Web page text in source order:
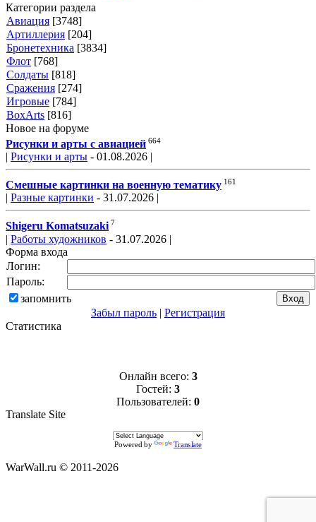
Категории раздела
Авиация [3748]
Артиллерия [204]
Бронетехника [3834]
Флот [768]
Солдаты [818]
Сражения [274]
Игровые [784]
BoxArts [816]
Новое на форуме
Рисунки и арты с авиацией 664
| Рисунки и арты - 01.08.2026 |
Смешные картинки на военную тематику 161
| Разные картинки - 31.07.2026 |
Shigeru Komatsuzaki 7
| Работы художников - 31.07.2026 |
Форма входа
Логин:
Пароль:
запомнить
Забыл пароль | Регистрация
Статистика
Онлайн всего: 3
Гостей: 3
Пользователей: 0
Translate Site
Powered by Translate
WarWall.ru © 2011-2026